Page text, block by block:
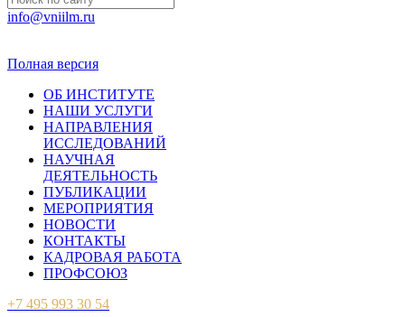
info@vniilm.ru
Полная версия
ОБ ИНСТИТУТЕ
НАШИ УСЛУГИ
НАПРАВЛЕНИЯ
ИССЛЕДОВАНИЙ
НАУЧНАЯ
ДЕЯТЕЛЬНОСТЬ
ПУБЛИКАЦИИ
МЕРОПРИЯТИЯ
НОВОСТИ
КОНТАКТЫ
КАДРОВАЯ РАБОТА
ПРОФСОЮЗ
+7 495 993 30 54